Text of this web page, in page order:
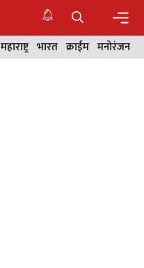
महाराष्ट्र भारत क्राईम मनोरंजन